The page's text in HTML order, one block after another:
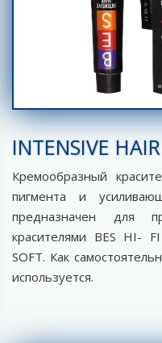
INTENSIVE
Кремообразный
пигмента и
предназначен для
красителями BES HI-
SOFT. Как
используется.